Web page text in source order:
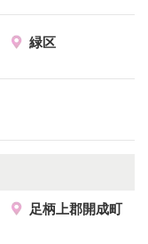
緑区
足柄上郡開成町